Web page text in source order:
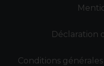
Déclaration
Conditions générales